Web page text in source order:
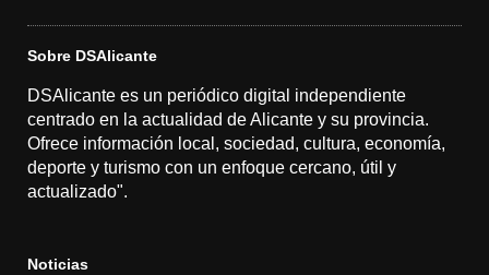
Sobre DSAlicante
DSAlicante es un periódico digital independiente
centrado en la actualidad de Alicante y su provincia.
Ofrece información local, sociedad, cultura, economía,
deporte y turismo con un enfoque cercano, útil y
actualizado".
Noticias